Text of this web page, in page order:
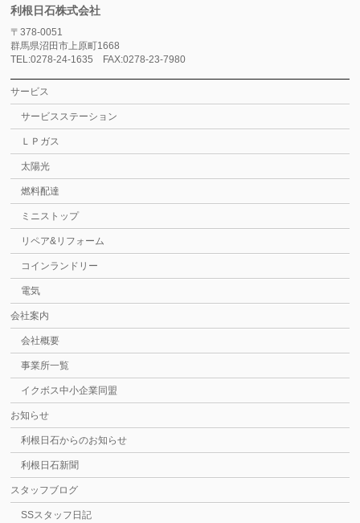
利根日石株式会社
〒378-0051
群馬県沼田市上原町1668
TEL:0278-24-1635 FAX:0278-23-7980
サービス
サービスステーション
ＬＰガス
太陽光
燃料配達
ミニストップ
リペア&リフォーム
コインランドリー
電気
会社案内
会社概要
事業所一覧
イクボス中小企業同盟
お知らせ
利根日石からのお知らせ
利根日石新聞
スタッフブログ
SSスタッフ日記